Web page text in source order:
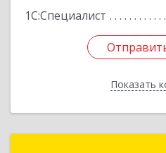
1С:Специалист
Показать